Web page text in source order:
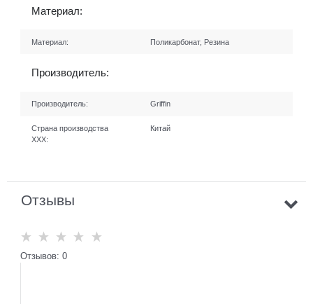
Материал:
Материал: Поликарбонат, Резина
Производитель:
Производитель: Griffin
Страна производства
ХХХ:
Китай
Отзывы
Отзывов: 0